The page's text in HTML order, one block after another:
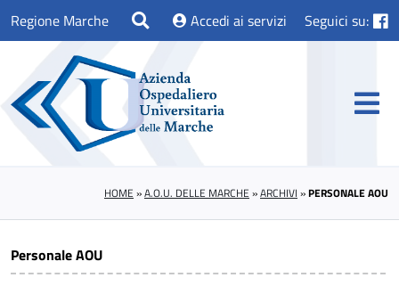
Regione Marche Accedi ai servizi Seguici su:
HOME »A.O.U. DELLE MARCHE »ARCHIVI »PERSONALE AOU
Personale AOU